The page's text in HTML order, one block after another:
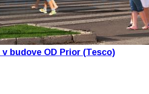
budove OD Prior (Tesco)